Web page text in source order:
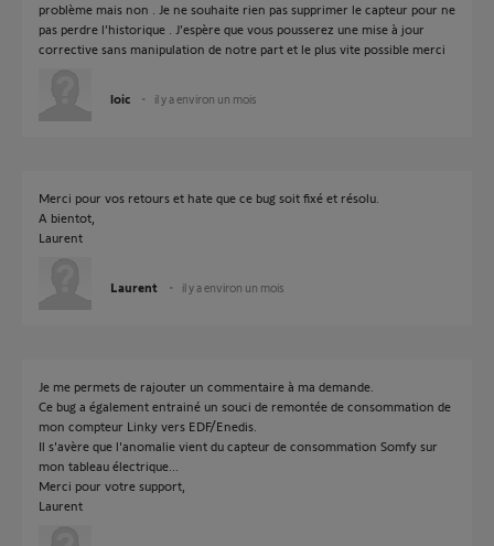
problème mais non . Je ne souhaite rien pas supprimer le capteur pour ne
pas perdre l’historique . J’espère que vous pousserez une mise à jour
corrective sans manipulation de notre part et le plus vite possible merci
loic il y a environ un mois
Merci pour vos retours et hate que ce bug soit fixé et résolu.
A bientot,
Laurent
Laurent il y a environ un mois
Je me permets de rajouter un commentaire à ma demande.
Ce bug a également entrainé un souci de remontée de consommation de
mon compteur Linky vers EDF/Enedis.
Il s'avère que l'anomalie vient du capteur de consommation Somfy sur
mon tableau électrique...
Merci pour votre support,
Laurent